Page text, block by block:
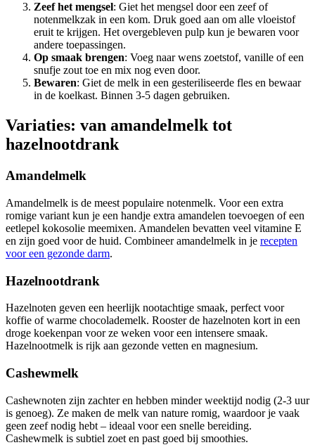
Zeef het mengsel: Giet het mengsel door een zeef of
notenmelkzak in een kom. Druk goed aan om alle vloeistof
eruit te krijgen. Het overgebleven pulp kun je bewaren voor
andere toepassingen.
Op smaak brengen: Voeg naar wens zoetstof, vanille of een
snufje zout toe en mix nog even door.
Bewaren: Giet de melk in een gesteriliseerde fles en bewaar
in de koelkast. Binnen 3-5 dagen gebruiken.
Variaties: van amandelmelk tot
hazelnootdrank
Amandelmelk
Amandelmelk is de meest populaire notenmelk. Voor een extra
romige variant kun je een handje extra amandelen toevoegen of een
eetlepel kokosolie meemixen. Amandelen bevatten veel vitamine E
en zijn goed voor de huid. Combineer amandelmelk in je recepten
voor een gezonde darm.
Hazelnootdrank
Hazelnoten geven een heerlijk nootachtige smaak, perfect voor
koffie of warme chocolademelk. Rooster de hazelnoten kort in een
droge koekenpan voor ze weken voor een intensere smaak.
Hazelnootmelk is rijk aan gezonde vetten en magnesium.
Cashewmelk
Cashewnoten zijn zachter en hebben minder weektijd nodig (2-3 uur
is genoeg). Ze maken de melk van nature romig, waardoor je vaak
geen zeef nodig hebt – ideaal voor een snelle bereiding.
Cashewmelk is subtiel zoet en past goed bij smoothies.